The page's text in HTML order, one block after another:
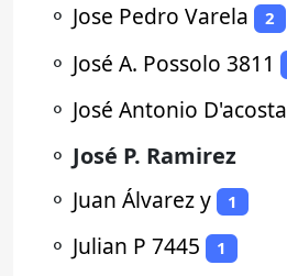
⚬ Jose Pedro Varela 2
⚬ José A. Possolo 3811
⚬ José Antonio D'acosta
⚬ José P. Ramirez
⚬ Juan Álvarez y 1
⚬ Julian P 7445 1